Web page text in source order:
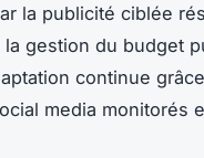
la publicité ciblée
gestion du budget
continue
media monitorés